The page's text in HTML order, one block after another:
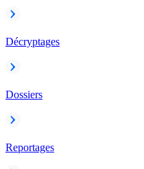
Décryptages
Dossiers
Reportages